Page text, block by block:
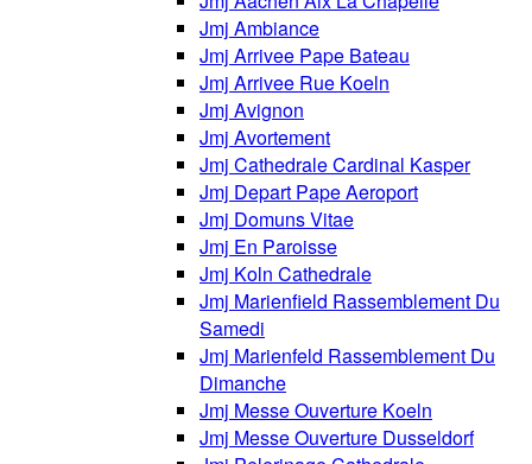
Jmj Ambiance
Jmj Arrivee Pape Bateau
Jmj Arrivee Rue Koeln
Jmj Avignon
Jmj Avortement
Jmj Cathedrale Cardinal Kasper
Jmj Depart Pape Aeroport
Jmj Domuns Vitae
Jmj En Paroisse
Jmj Koln Cathedrale
Jmj Marienfield Rassemblement Du
Samedi
Jmj Marienfeld Rassemblement Du
Dimanche
Jmj Messe Ouverture Koeln
Jmj Messe Ouverture Dusseldorf